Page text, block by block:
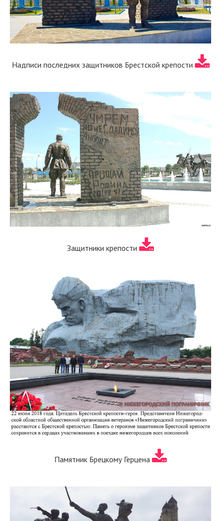
Надписи последних защитников Брестской крепости
Защитники крепости
Памятник Брецкому Герцена